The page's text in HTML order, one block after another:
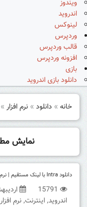
ویندوز
اندروید
لینوکس
وردپرس
قالب وردپرس
افزونه وردپرس
بازی
دانلود بازی اندروید
خانه » دانلود » نرم افزار »
نمایش
دانلود Intra با لینک مستقیم | نرم افزار اینترا اندروید برای دی‌ان‌اس امن و بدون فیلتر
15791 اردیبهشت
اندروید,اینترنت,نرم افزار